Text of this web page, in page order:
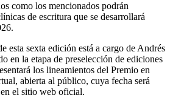
como los mencionados podrán
de escritura que se desarrollará
esta sexta edición está a cargo de Andrés
en la etapa de preselección de ediciones
los lineamientos del Premio en
abierta al público, cuya fecha será
el sitio web oficial.